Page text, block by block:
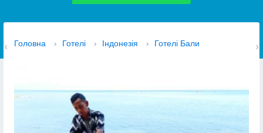
Головна › Готелі › Індонезія › Готелі Бали